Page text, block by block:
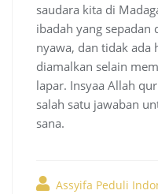
saudara kita di
ibadah yang sepadan
nyawa, dan tidak ada
diamalkan selain
lapar. Insyaa Allah
salah satu jawaban
sana.
Assyifa Peduli